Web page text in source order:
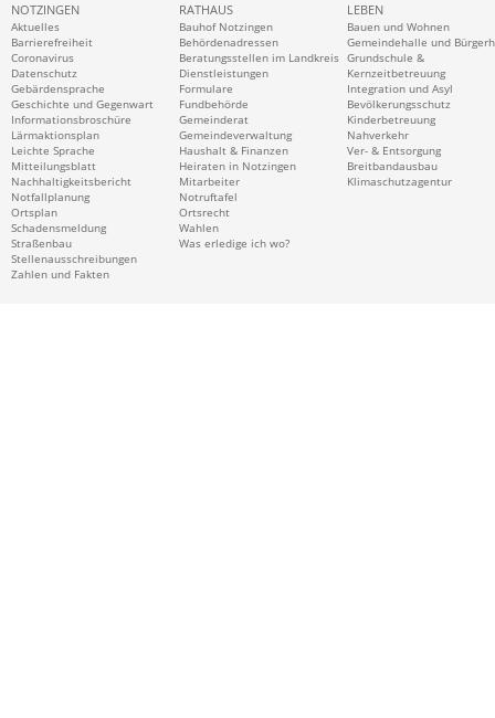
NOTZINGEN
Aktuelles
Barrierefreiheit
Coronavirus
Datenschutz
Gebärdensprache
Geschichte und Gegenwart
Informationsbroschüre
Lärmaktionsplan
Leichte Sprache
Mitteilungsblatt
Nachhaltigkeitsbericht
Notfallplanung
Ortsplan
Schadensmeldung
Straßenbau
Stellenausschreibungen
Zahlen und Fakten
RATHAUS
Bauhof Notzingen
Behördenadressen
Beratungsstellen im Landkreis
Dienstleistungen
Formulare
Fundbehörde
Gemeinderat
Gemeindeverwaltung
Haushalt & Finanzen
Heiraten in Notzingen
Mitarbeiter
Notruftafel
Ortsrecht
Wahlen
Was erledige ich wo?
LEBEN
Bauen und Wohnen
Gemeindehalle und
Grundschule &
Kernzeitbetreuung
Integration und Asyl
Bevölkerungsschutz
Kinderbetreuung
Nahverkehr
Ver- & Entsorgung
Breitbandausbau
Klimaschutzagentur